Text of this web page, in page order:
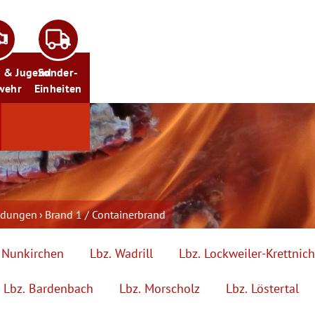
& JugendSonder-
Einheiten
Brand 1 / Containerbrand
Lbz. Wadrill Lbz. Lockweiler-Krettnich
Lbz. Bardenbach Lbz. Morscholz Lbz. Löstertal